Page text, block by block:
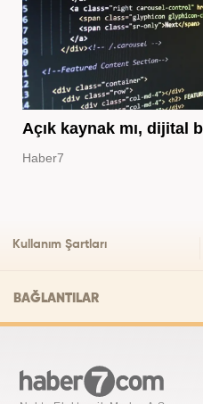
Açık kaynak mı, dijital
Haber7
Kullanım Şartları
BAĞLANTILAR